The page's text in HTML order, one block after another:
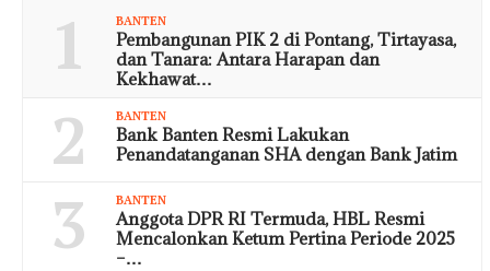
1 BANTEN
Pembangunan PIK 2 di Pontang, Tirtayasa,
dan Tanara: Antara Harapan dan
Kekhawat…
2 BANTEN
Bank Banten Resmi Lakukan
Penandatanganan SHA dengan Bank Jatim
3 BANTEN
Anggota DPR RI Termuda, HBL Resmi
Mencalonkan Ketum Pertina Periode 2025
–…